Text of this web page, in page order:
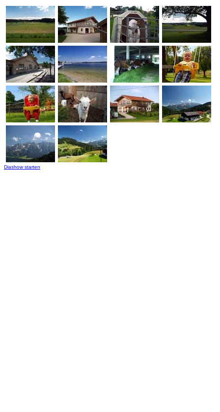
Diashow starten